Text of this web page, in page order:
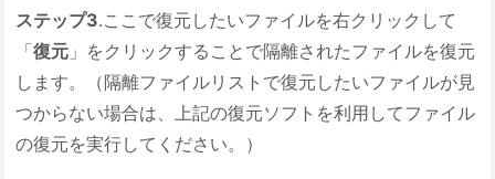
ステップ3.ここで復元したいファイルを右クリックして
「復元 」をクリックすることで隔離されたファイルを復元
します。（隔離ファイルリストで復元したいファイルが見
つからない場合は、上記の復元ソフトを利用してファイル
の復元を実行してください。）